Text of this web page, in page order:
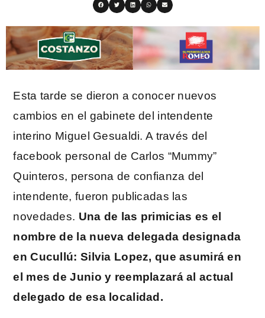
Esta tarde se dieron a conocer nuevos
cambios en el gabinete del intendente
interino Miguel Gesualdi. A través del
facebook personal de Carlos “Mummy”
Quinteros, persona de confianza del
intendente, fueron publicadas las
novedades. Una de las primicias es el
nombre de la nueva delegada designada
en Cucullú: Silvia Lopez, que asumirá en
el mes de Junio y reemplazará al actual
delegado de esa localidad.